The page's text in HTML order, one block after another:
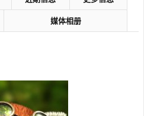
媒体相册